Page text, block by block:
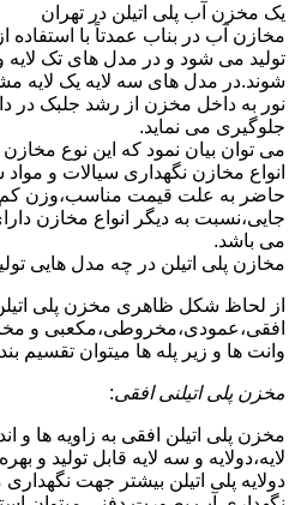
یک مخزن آب پلی اتیلن در تهران
مخازن آب در بناب عمدتاً با
تولید می شود و در مدل های تک
شوند.در مدل های سه لایه یک لایه
نور به داخل مخزن از رشد جلبک در
جلوگیری می نماید.
می توان بیان نمود که این نوع
انواع مخازن نگهداری سیالات و
حاضر به علت قیمت مناسب،وزن
جایی،نسبت به دیگر انواع مخازن
می باشد.
مخازن پلی اتیلن در چه مدل هایی
از لحاظ شکل ظاهری مخزن پلی اتیلن
افقی،عمودی،مخروطی،مکعبی و
وانت ها و زیر پله ها میتوان تقسیم
مخزن پلی اتیلنی افقی:
مخزن پلی اتیلن افقی به زاویه ها و
لایه،دولایه و سه لایه قابل تولید و
دولایه پلی اتیلن بیشتر جهت